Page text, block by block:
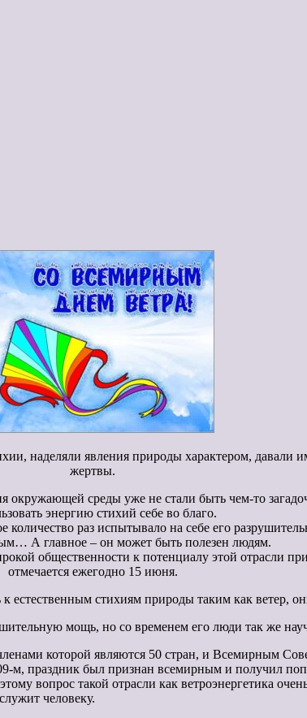
наделяли явления природы характером, давали
жертвы.
окружающей среды уже не стали быть чем-то
энергию стихий себе во благо.
количество раз испытывало на себе его
А главное – он может быть полезен людям.
общественности к потенциалу этой отрасли
отмечается ежегодно 15 июня.
стихиям природы таким как ветер,
мощь, но со временем его люди так же
которой являются 50 стран, и Всемирным
м, праздник был признан всемирным и получил
вопрос такой отрасли как ветроэнергетика
человеку.